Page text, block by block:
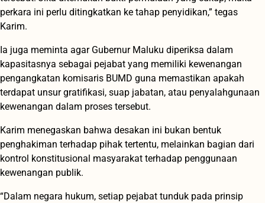
perkara ini perlu ditingkatkan ke tahap penyidikan,” tegas
Karim.
Ia juga meminta agar Gubernur Maluku diperiksa dalam
kapasitasnya sebagai pejabat yang memiliki kewenangan
pengangkatan komisaris BUMD guna memastikan apakah
terdapat unsur gratifikasi, suap jabatan, atau penyalahgunaan
kewenangan dalam proses tersebut.
Karim menegaskan bahwa desakan ini bukan bentuk
penghakiman terhadap pihak tertentu, melainkan bagian dari
kontrol konstitusional masyarakat terhadap penggunaan
kewenangan publik.
“Dalam negara hukum, setiap pejabat tunduk pada prinsip